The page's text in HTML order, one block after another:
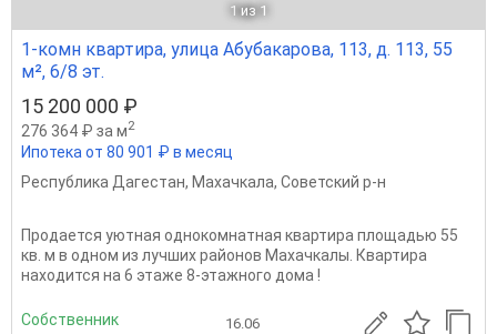
1 из 1
1-комн квартира, улица Абубакарова, 113, д. 113, 55
м², 6/8 эт.
15 200 000 ₽
276 364 ₽ за м2
Ипотека от 80 901 ₽ в месяц
Республика Дагестан, Махачкала, Советский р-н
Продается уютная однокомнатная квартира площадью 55
кв. м в одном из лучших районов Махачкалы. Квартира
находится на 6 этаже 8-этажного дома !
Собственник 16.06